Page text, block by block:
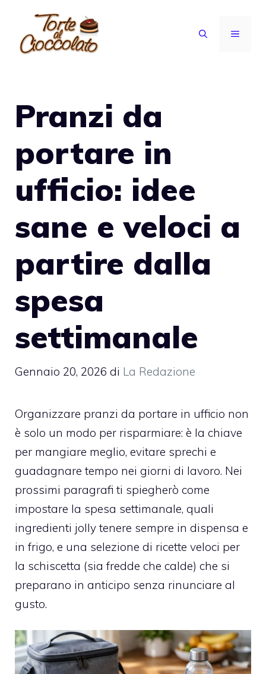
contenuto
MENU
Pranzi da
portare in
ufficio: idee
sane e veloci a
partire dalla
spesa
settimanale
Gennaio 20, 2026 di La Redazione
Organizzare pranzi da portare in ufficio non
è solo un modo per risparmiare: è la chiave
per mangiare meglio, evitare sprechi e
guadagnare tempo nei giorni di lavoro. Nei
prossimi paragrafi ti spiegherò come
impostare la spesa settimanale, quali
ingredienti jolly tenere sempre in dispensa e
in frigo, e una selezione di ricette veloci per
la schiscetta (sia fredde che calde) che si
preparano in anticipo senza rinunciare al
gusto.